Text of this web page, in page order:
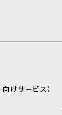
けサービス）